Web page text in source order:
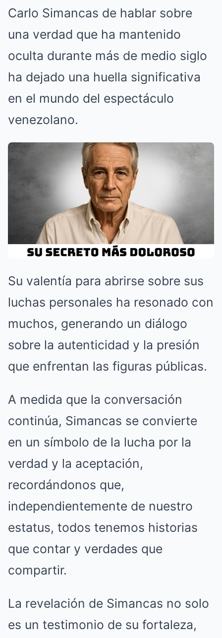
Carlo Simancas de hablar sobre
una verdad que ha mantenido
oculta durante más de medio siglo
ha dejado una huella significativa
en el mundo del espectáculo
venezolano.
Su valentía para abrirse sobre sus
luchas personales ha resonado con
muchos, generando un diálogo
sobre la autenticidad y la presión
que enfrentan las figuras públicas.
A medida que la conversación
continúa, Simancas se convierte
en un símbolo de la lucha por la
verdad y la aceptación,
recordándonos que,
independientemente de nuestro
estatus, todos tenemos historias
que contar y verdades que
compartir.
La revelación de Simancas no solo
es un testimonio de su fortaleza,